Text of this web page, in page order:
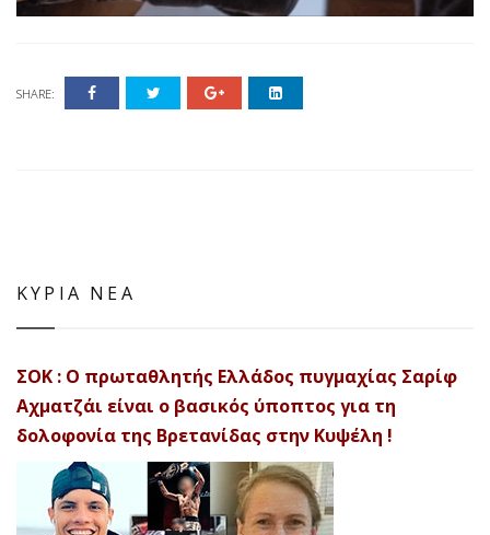
SHARE:
ΚΥΡΙΑ ΝΕΑ
ΣΟΚ : Ο πρωταθλητής Ελλάδος πυγμαχίας Σαρίφ
Αχματζάι είναι ο βασικός ύποπτος για τη
δολοφονία της Βρετανίδας στην Κυψέλη !